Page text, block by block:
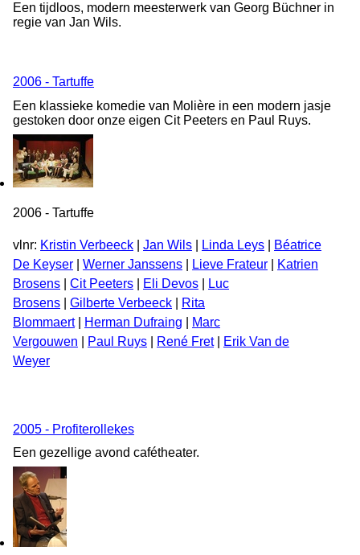
Een tijdloos, modern meesterwerk van Georg Büchner in
regie van Jan Wils.
2006 - Tartuffe
Een klassieke komedie van Molière in een modern jasje
gestoken door onze eigen Cit Peeters en Paul Ruys.
2006 - Tartuffe
vlnr: Kristin Verbeeck Jan Wils Linda Leys
Béatrice
De Keyser
Werner Janssens Lieve Frateur
Katrien
Brosens
Cit Peeters Eli Devos
Luc
Brosens
Gilberte Verbeeck
Rita
Blommaert| Herman Dufraing
Marc
Vergouwen
Paul Ruys René Fret|
Erik Van de
Weyer
2005 - Profiterollekes
Een gezellige avond cafétheater.